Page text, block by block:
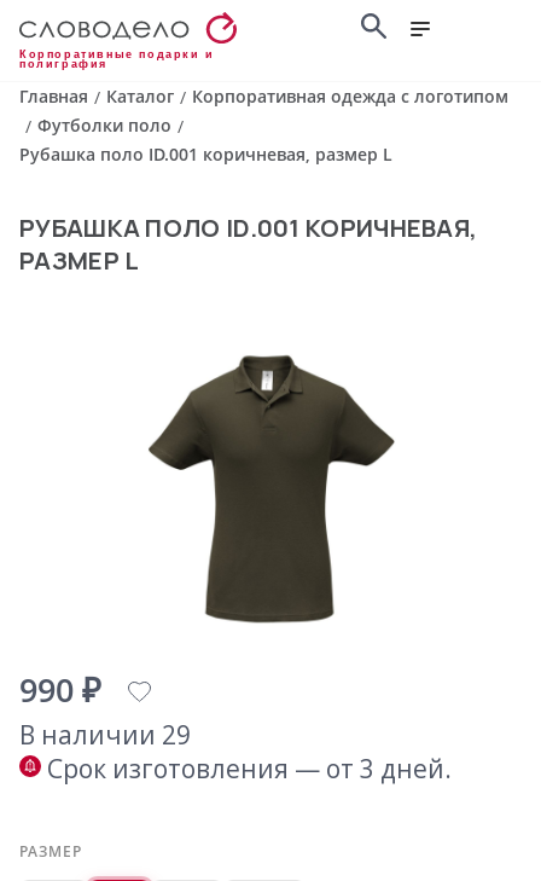
Корпоративные подарки и
полиграфия
Главная / Каталог / Корпоративная одежда с логотипом
/ Футболки поло /
Рубашка поло ID.001 коричневая, размер L
РУБАШКА ПОЛО ID.001 КОРИЧНЕВАЯ,
РАЗМЕР L
990 ₽
В наличии 29
Срок изготовления — от 3 дней.
РАЗМЕР